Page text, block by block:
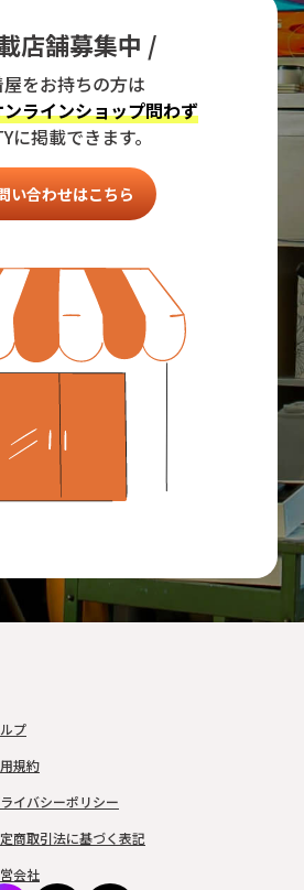
店舗募集中 /
をお持ちの方は
ラインショップ問わず
に掲載できます。
い合わせはこちら
プ
規約
イバシーポリシー
商取引法に基づく表記
会社